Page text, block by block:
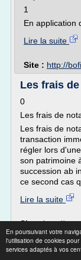
En poursuivant votre
l'utilisation de cookies
services adaptés à vos
1
En application
Lire la suite
Site : http://
Les frais
0
Les frais de
Les frais de
transaction
régler lors
son patrimoine
succession ab
ce second cas
Lire la suite
Site :http://
Réforme